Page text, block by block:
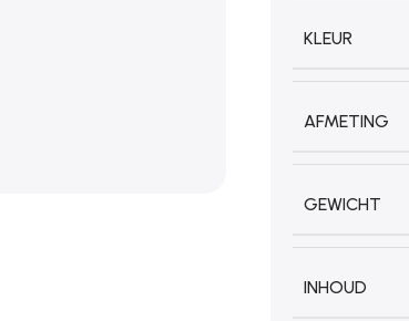
KLEUR
AFMETING
GEWICHT
INHOUD